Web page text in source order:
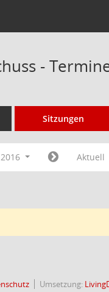
-
Sitzungen
2016 Aktuell
Umsetzung: